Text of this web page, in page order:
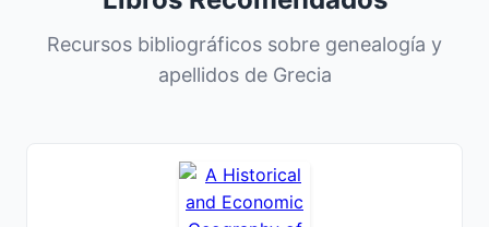
Recursos bibliográficos sobre genealogía y
apellidos de Grecia